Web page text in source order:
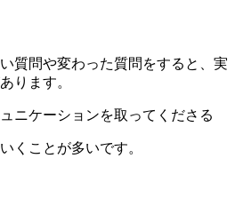
質問や変わった質問をすると、実
ります。
ニケーションを取ってくださる
くことが多いです。